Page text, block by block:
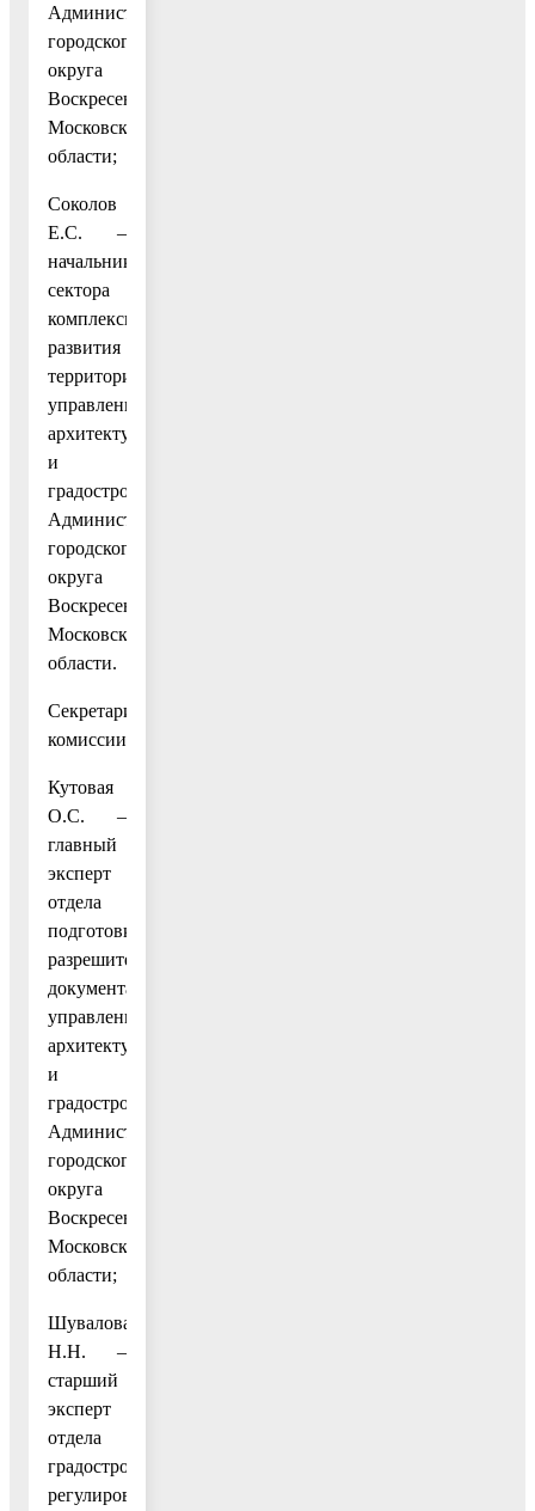
Администрации
городского
округа
Воскресенск
Московской
области;
Соколов
Е.С. –
начальник
сектора
комплексного
развития
территории
управления
архитектуры
и
градостроительства
Администрации
городского
округа
Воскресенск
Московской
области.
Секретари
комиссии:
Кутовая
О.С. –
главный
эксперт
отдела
подготовки
разрешительной
документации
управления
архитектуры
и
градостроительства
Администрации
городского
округа
Воскресенск
Московской
области;
Шувалова
Н.Н. –
старший
эксперт
отдела
градостроительного
регулирования